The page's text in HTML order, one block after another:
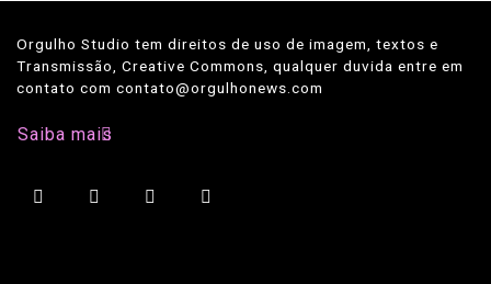
Orgulho Studio tem direitos de uso de imagem, textos e
Transmissão, Creative Commons, qualquer duvida entre em
contato com contato@orgulhonews.com
Saiba mais